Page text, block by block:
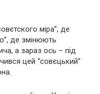
міра”, де
де змінюють
а зараз ось – під
цей “совєцький”